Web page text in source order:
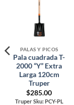
PALAS Y PICOS
Pala cuadrada T-
2000 “Y” Extra
Larga 120cm
Truper
$285.00
Truper Sku: PCY-PL